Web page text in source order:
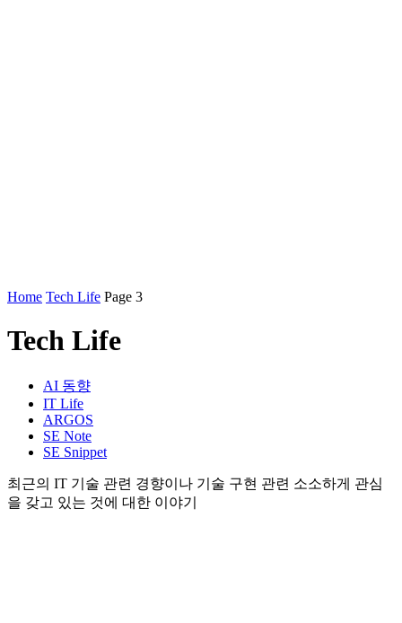
Home Tech Life Page 3
Tech Life
AI 동향
IT Life
ARGOS
SE Note
SE Snippet
최근의 IT 기술 관련 경향이나 기술 구현 관련 소소하게 관심
을 갖고 있는 것에 대한 이야기